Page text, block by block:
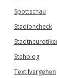
Spottschau
Stadioncheck
Stehblog
Textilvergehen